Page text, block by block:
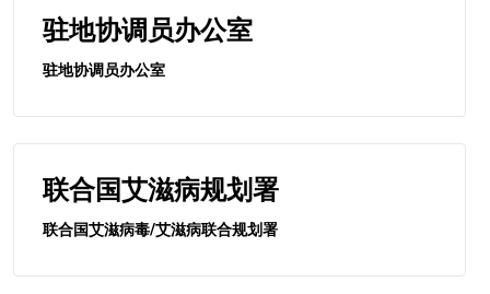
驻地协调员办公室
驻地协调员办公室
联合国艾滋病规划署
联合国艾滋病毒/艾滋病联合规划署